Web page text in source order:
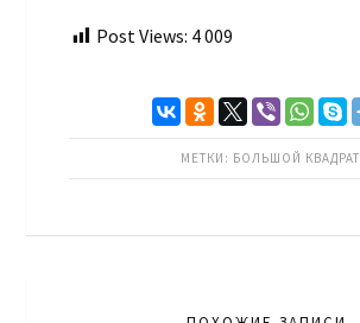
Post Views: 4 009
МЕТКИ: БОЛЬШОЙ КВАДРАТ